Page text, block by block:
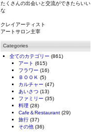
たくさんの出会いと交流ができたらいい
な
クレイアーティスト
アートサロン主宰
Categories
全てのカテゴリー (861)
アート (615)
フラワー (16)
ＢＯＯＫ (5)
カルチャー (47)
あいさつ (13)
ファミリー (35)
料理 (28)
Cafe＆Restaurant (29)
旅行 (37)
その他 (36)